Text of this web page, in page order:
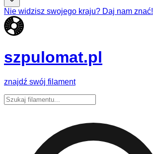
Nie widzisz swojego kraju? Daj nam znać!
szpulomat.pl
znajdź swój filament